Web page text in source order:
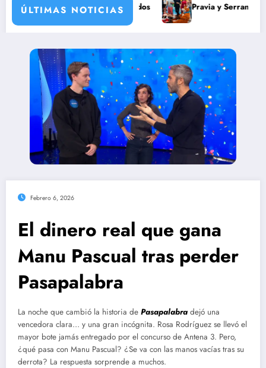
ÚLTIMAS NOTICIAS
solar histórico y para todos Pravia y Serranillos se juegan
Febrero 6, 2026
El dinero real que gana
Manu Pascual tras perder
Pasapalabra
La noche que cambió la historia de Pasapalabra dejó una
vencedora clara… y una gran incógnita. Rosa Rodríguez se llevó el
mayor bote jamás entregado por el concurso de Antena 3. Pero,
¿qué pasa con Manu Pascual? ¿Se va con las manos vacías tras su
derrota? La respuesta sorprende a muchos.